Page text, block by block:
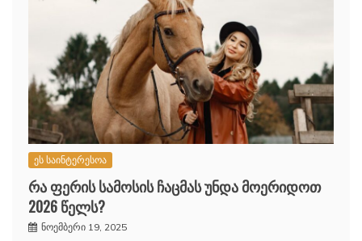
ეს საინტერესოა
რა ფერის სამოსის ჩაცმას უნდა მოერიდოთ
2026 წელს?
ნოემბერი 19, 2025